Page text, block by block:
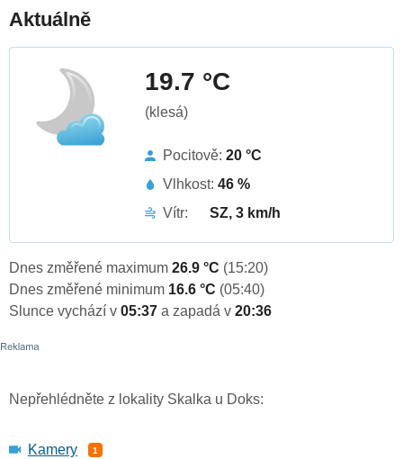
Aktuálně
19.7 °C
(klesá)
Pocitově: 20 °C
Vlhkost: 46 %
Vítr:
SZ, 3 km/h
Dnes změřené maximum 26.9 °C (15:20)
Dnes změřené minimum 16.6 °C (05:40)
Slunce vychází v 05:37 a zapadá v 20:36
Nepřehlédněte z lokality Skalka u Doks:
Kamery 1